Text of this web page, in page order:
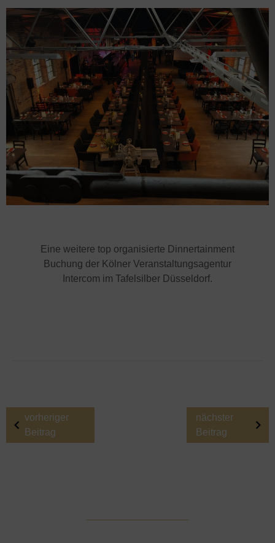
Eine weitere top organisierte Dinnertainment
Buchung der Kölner Veranstaltungsagentur
Intercom im Tafelsilber Düsseldorf.
vorheriger
Beitrag
nächster
Beitrag